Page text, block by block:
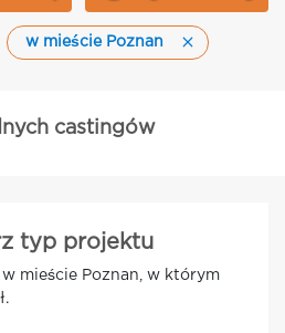
w mieście Poznan
castingów
typ projektu
mieście Poznan, w którym